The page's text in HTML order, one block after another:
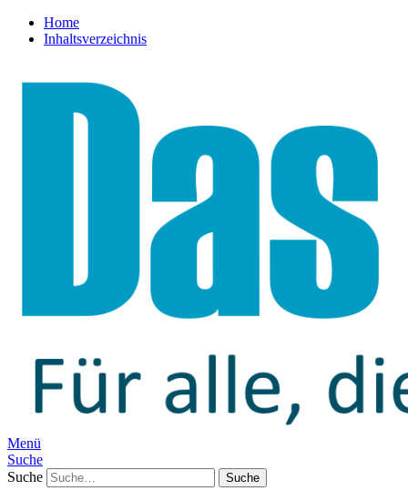
Home
Inhaltsverzeichnis
Menü
Suche
Suche